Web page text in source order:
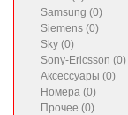
Samsung (0)
Siemens (0)
Sky (0)
Sony-Ericsson (0)
Аксессуары (0)
Номера (0)
Прочее (0)